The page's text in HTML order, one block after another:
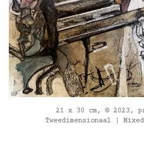
21 x 30 cm, © 2023,
Tweedimensionaal |